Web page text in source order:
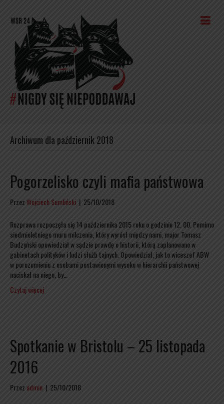
Archiwum dla październik 2018
Pogorzelisko czyli mafia państwowa
PrzezWojciech Sumliński | 25/10/2018
Rozprawa rozpoczęła się 14 października 2015 roku o godzinie 12. 00. Pomimo
siedmioletniego muru milczenia, który wyrósł między nami, major Tomasz
Budzyński opowiedział w sądzie prawdę o historii, którą zaplanowano w
gabinetach polityków i ludzi służb tajnych. Opowiedział, jak to wiceszef ABW
w porozumieniu z osobami postawionymi wysoko w hierarchii państwowej
naciskał na niego, by…
Czytaj więcej
Spotkanie w Bristolu – 25 listopada
2016
Przez admin | 25/10/2018